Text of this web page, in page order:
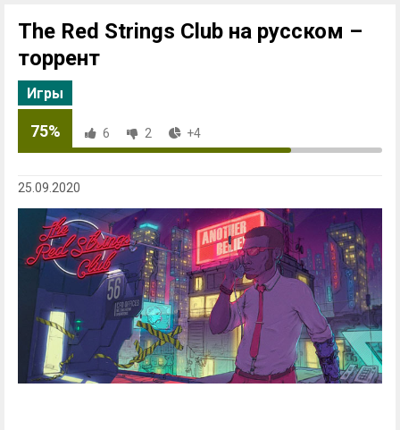
The Red Strings Club на русском –
торрент
Игры
75% 6 2 +4
25.09.2020